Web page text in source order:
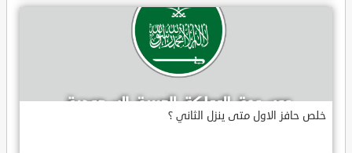
خلص حافز الاول متى ينزل الثاني ؟